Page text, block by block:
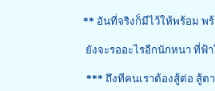
** อันที่จริงก็มีไว้ให้พร้อม
ยังจะรออะไรอีกนักหนา ที่ฟ้าใ
*** ถึงทีคนเราต้องสู้ต่อ สู้ต